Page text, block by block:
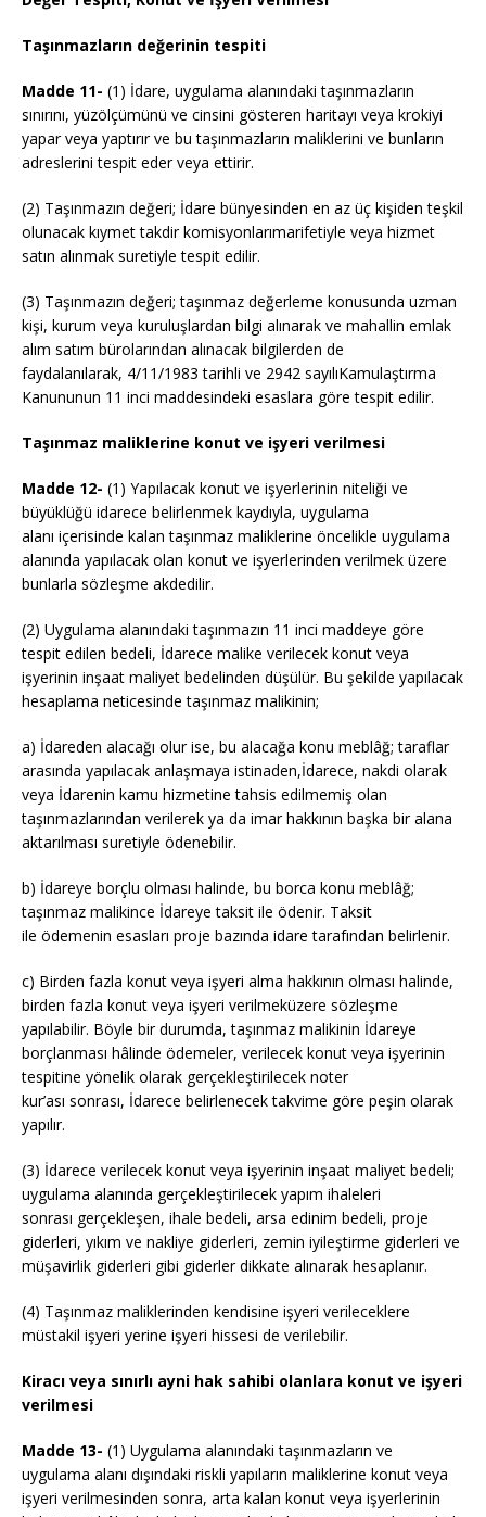
Taşınmazların değerinin tespiti
Madde 11- (1) İdare, uygulama alanındaki taşınmazların
sınırını, yüzölçümünü ve cinsini gösteren haritayı veya krokiyi
yapar veya yaptırır ve bu taşınmazların maliklerini ve bunların
adreslerini tespit eder veya ettirir.
(2) Taşınmazın değeri; İdare bünyesinden en az üç kişiden teşkil
olunacak kıymet takdir komisyonlarımarifetiyle veya hizmet
satın alınmak suretiyle tespit edilir.
(3) Taşınmazın değeri; taşınmaz değerleme konusunda uzman
kişi, kurum veya kuruluşlardan bilgi alınarak ve mahallin emlak
alım satım bürolarından alınacak bilgilerden de
faydalanılarak, 4/11/1983 tarihli ve 2942 sayılıKamulaştırma
Kanununun 11 inci maddesindeki esaslara göre tespit edilir.
Taşınmaz maliklerine konut ve işyeri verilmesi
Madde 12- (1) Yapılacak konut ve işyerlerinin niteliği ve
büyüklüğü idarece belirlenmek kaydıyla, uygulama
alanı içerisinde kalan taşınmaz maliklerine öncelikle uygulama
alanında yapılacak olan konut ve işyerlerinden verilmek üzere
bunlarla sözleşme akdedilir.
(2) Uygulama alanındaki taşınmazın 11 inci maddeye göre
tespit edilen bedeli, İdarece malike verilecek konut veya
işyerinin inşaat maliyet bedelinden düşülür. Bu şekilde yapılacak
hesaplama neticesinde taşınmaz malikinin;
a) İdareden alacağı olur ise, bu alacağa konu meblâğ; taraflar
arasında yapılacak anlaşmaya istinaden,İdarece, nakdi olarak
veya İdarenin kamu hizmetine tahsis edilmemiş olan
taşınmazlarından verilerek ya da imar hakkının başka bir alana
aktarılması suretiyle ödenebilir.
b) İdareye borçlu olması halinde, bu borca konu meblâğ;
taşınmaz malikince İdareye taksit ile ödenir. Taksit
ile ödemenin esasları proje bazında idare tarafından belirlenir.
c) Birden fazla konut veya işyeri alma hakkının olması halinde,
birden fazla konut veya işyeri verilmeküzere sözleşme
yapılabilir. Böyle bir durumda, taşınmaz malikinin İdareye
borçlanması hâlinde ödemeler, verilecek konut veya işyerinin
tespitine yönelik olarak gerçekleştirilecek noter
kur’ası sonrası, İdarece belirlenecek takvime göre peşin olarak
yapılır.
(3) İdarece verilecek konut veya işyerinin inşaat maliyet bedeli;
uygulama alanında gerçekleştirilecek yapım ihaleleri
sonrası gerçekleşen, ihale bedeli, arsa edinim bedeli, proje
giderleri, yıkım ve nakliye giderleri, zemin iyileştirme giderleri ve
müşavirlik giderleri gibi giderler dikkate alınarak hesaplanır.
(4) Taşınmaz maliklerinden kendisine işyeri verileceklere
müstakil işyeri yerine işyeri hissesi de verilebilir.
Kiracı veya sınırlı ayni hak sahibi olanlara konut ve işyeri
verilmesi
Madde 13- (1) Uygulama alanındaki taşınmazların ve
uygulama alanı dışındaki riskli yapıların maliklerine konut veya
işyeri verilmesinden sonra, arta kalan konut veya işyerlerinin